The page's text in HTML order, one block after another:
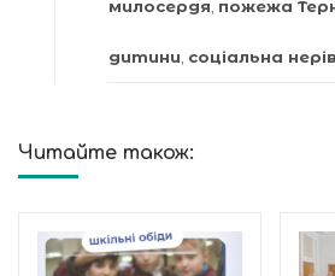
милосердя, пожежа
дитини, соціальна
Читайте також: